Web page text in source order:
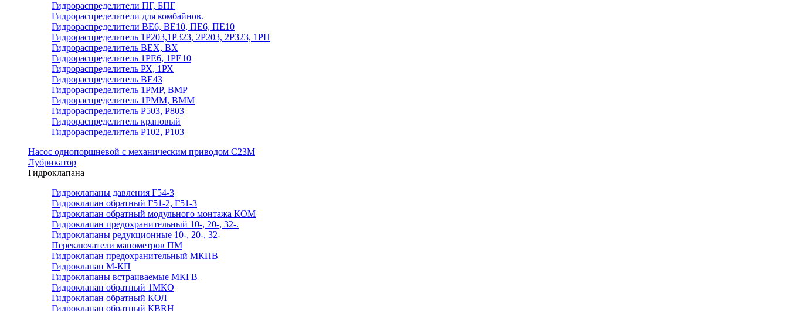
Гидрораспределители ПГ, БПГ
Гидрораспределители для комбайнов.
Гидрораспределители ВЕ6, ВЕ10, ПЕ6, ПЕ10
Гидрораспределитель 1Р203,1Р323, 2Р203, 2Р323, 1РН
Гидрораспределитель ВЕХ, ВХ
Гидрораспределитель 1РЕ6, 1РЕ10
Гидрораспределитель РХ, 1РХ
Гидрораспределитель ВЕ43
Гидрораспределитель 1РМР, ВМР
Гидрораспределитель 1РММ, ВММ
Гидрораспределитель Р503, Р803
Гидрораспределитель крановый
Гидрораспределитель Р102, Р103
Насос однопоршневой с механическим приводом С23М
Лубрикатор
Гидроклапана
Гидроклапаны давления Г54-3
Гидроклапан обратный Г51-2, Г51-3
Гидроклапан обратный модульного монтажа КОМ
Гидроклапан предохранительный 10-, 20-, 32-.
Гидроклапаны редукционные 10-, 20-, 32-
Переключатели манометров ПМ
Гидроклапан предохранительный МКПВ
Гидроклапан М-КП
Гидроклапаны встраиваемые МКГВ
Гидроклапан обратный 1МКО
Гидроклапан обратный КОЛ
Гидроклапан обратный КВRН